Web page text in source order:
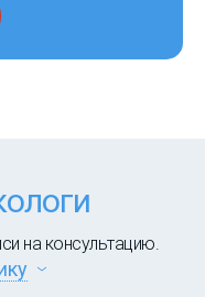
на консультацию.